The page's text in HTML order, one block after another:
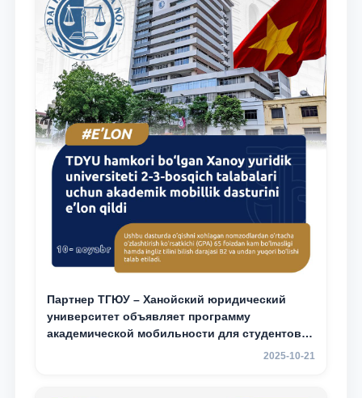
Партнер ТГЮУ – Ханойский юридический
университет объявляет программу
академической мобильности для студентов
2025-10-21